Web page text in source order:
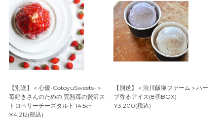
【別送】＜心優-CotoyuSweets-＞
苺好きさんのための 完熟苺の贅沢ス
トロベリーチーズタルト 14.5㎝
¥4,212(税込)
【別送】＜渋川飯塚ファーム＞ハー
ブ香るアイス(8個BOX)
¥3,200(税込)